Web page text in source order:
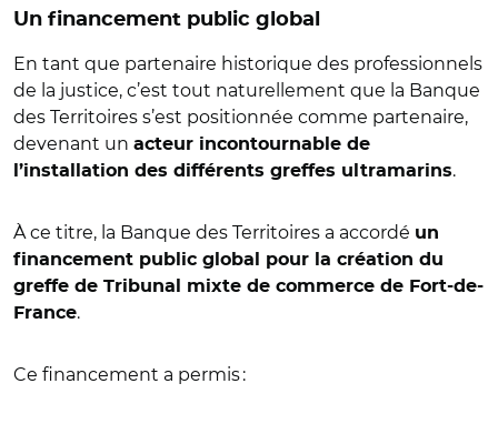
Un financement public global
En tant que partenaire historique des professionnels
de la justice, c’est tout naturellement que la Banque
des Territoires s’est positionnée comme partenaire,
devenant un acteur incontournable de
l’installation des différents greffes ultramarins.
À ce titre, la Banque des Territoires a accordé un
financement public global pour la création du
greffe de Tribunal mixte de commerce de Fort-de-
France.
Ce financement a permis :